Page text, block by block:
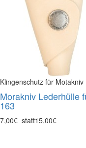
Klingenschutz für
Morakniv Lederhülle
163
7,00€ statt15,00€